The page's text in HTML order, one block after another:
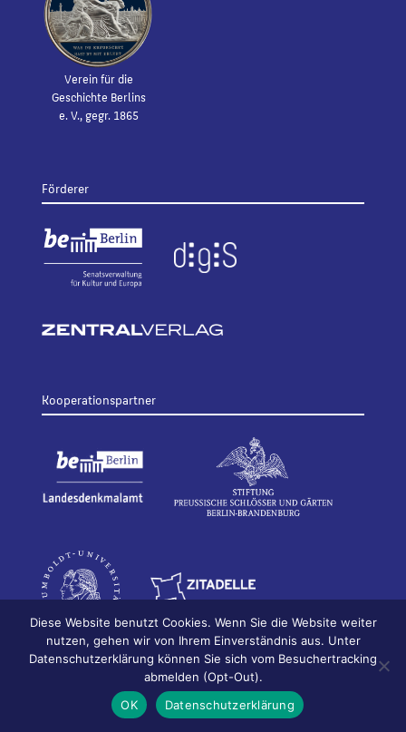
Verein für die
Geschichte Berlins
e. V., gegr. 1865
Förderer
Kooperationspartner
Bildhauerei in Berlin
Impressum
Datenschutz
Diese Website benutzt Cookies. Wenn Sie die Website weiter
nutzen, gehen wir von Ihrem Einverständnis aus. Unter
Datenschutzerklärung können Sie sich vom Besuchertracking
abmelden (Opt-Out).
OK
Datenschutzerklärung